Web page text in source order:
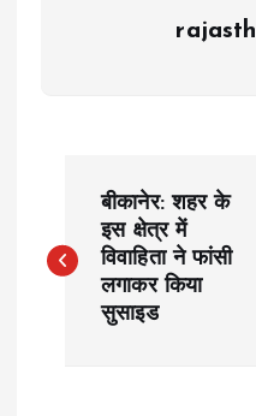
o
बीकानेर: शहर के
इस क्षेत्र में
विवाहिता ने फांसी
लगाकर किया
सुसाइड